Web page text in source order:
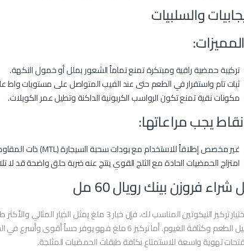
والسلبيات
تركيبة حمضية راقية ومبتكرة تمنع تماماً الشعور بملل أو خمول النكهة.
ثبات تام واستقرار في الطعم حتى عند الفيب المتواصل على مستويات واط
مكونات نقية تمنع تكون الرواسب الكربونية الداكنة وتطيل عمر الكويلات.
يجب مراعاتها:
غير مخصص إطلاقاً للاستخدام مع بودات سحبة السيجارة (MTL) ذات المقاومة المرتفعة.
امتزاج الحمضيات الحادة مع الثلج القوي ينتج عنه ضربة حلق واضحة قد لا
شراء فروزن بينك رويال 60 مل
عند اختيار تركيز النيكوتين المناسب لك، فإن
تفاصيل الطعم وكثافة الغيوم. أما تركيز 6 ملغ فهو
تهوية واسعة للاستمتاع بكافة طبقات الحمضيات المثلجة.